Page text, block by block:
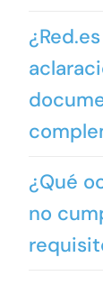
¿Qué
no